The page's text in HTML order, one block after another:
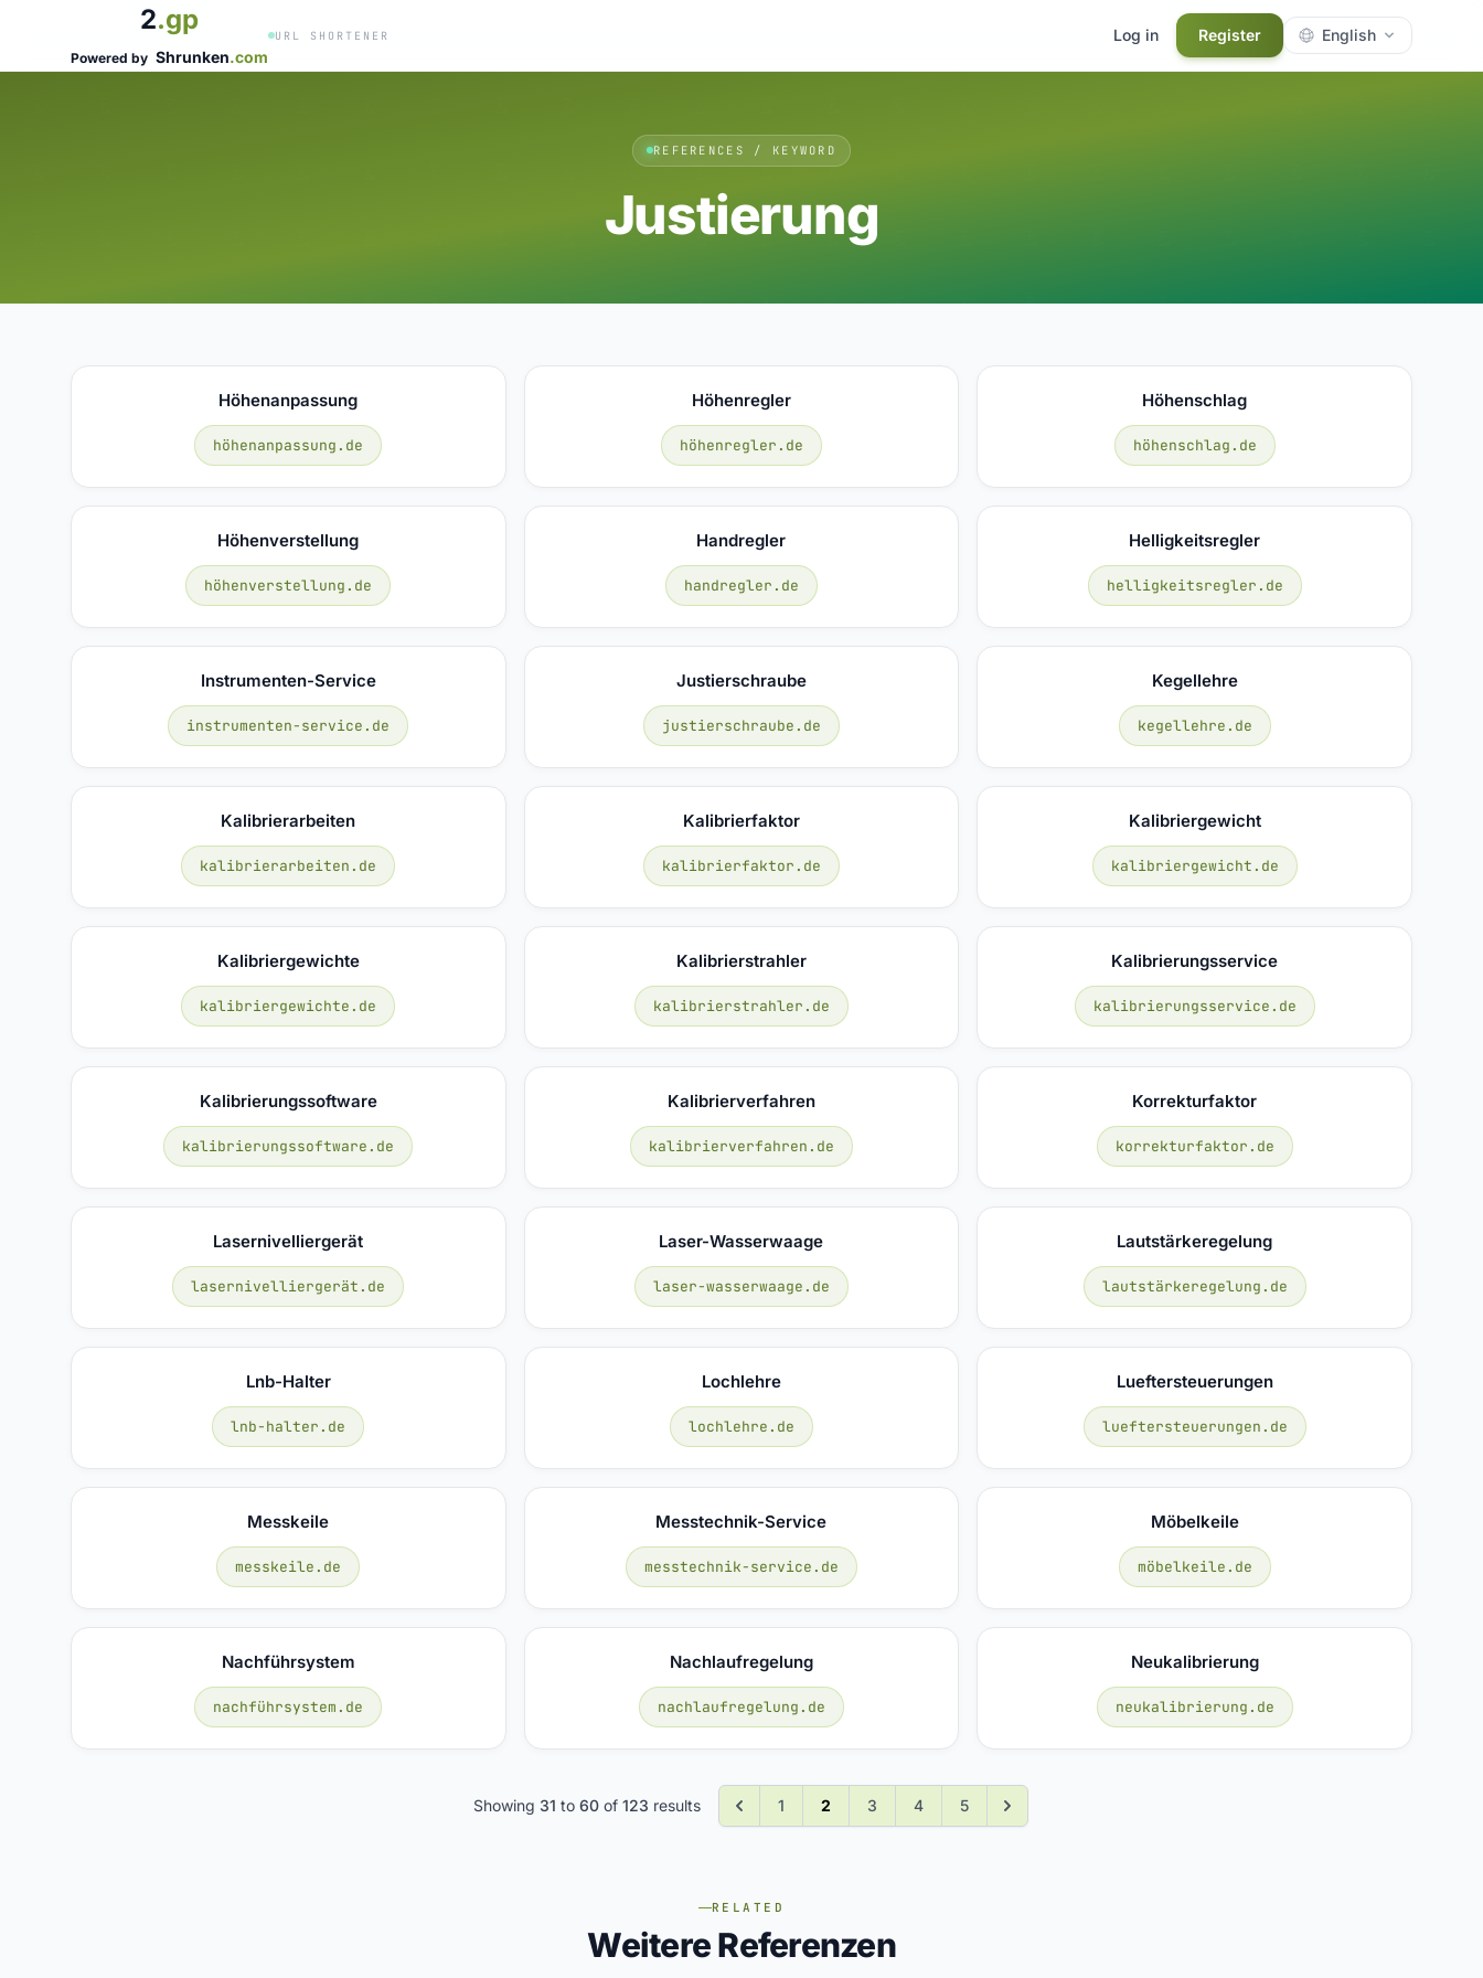
2.gp
Powered by Shrunken.com
URL SHORTENER Log in Register English
REFERENCES / KEYWORD
Justierung
Höhenanpassung
höhenanpassung.de
Höhenregler
höhenregler.de
Höhenschlag
höhenschlag.de
Höhenverstellung
höhenverstellung.de
Handregler
handregler.de
Helligkeitsregler
helligkeitsregler.de
Instrumenten-Service
instrumenten-service.de
Justierschraube
justierschraube.de
Kegellehre
kegellehre.de
Kalibrierarbeiten
kalibrierarbeiten.de
Kalibrierfaktor
kalibrierfaktor.de
Kalibriergewicht
kalibriergewicht.de
Kalibriergewichte
kalibriergewichte.de
Kalibrierstrahler
kalibrierstrahler.de
Kalibrierungsservice
kalibrierungsservice.de
Kalibrierungssoftware
kalibrierungssoftware.de
Kalibrierverfahren
kalibrierverfahren.de
Korrekturfaktor
korrekturfaktor.de
Lasernivelliergerät
lasernivelliergerät.de
Laser-Wasserwaage
laser-wasserwaage.de
Lautstärkeregelung
lautstärkeregelung.de
Lnb-Halter
lnb-halter.de
Lochlehre
lochlehre.de
Lueftersteuerungen
lueftersteuerungen.de
Messkeile
messkeile.de
Messtechnik-Service
messtechnik-service.de
Möbelkeile
möbelkeile.de
Nachführsystem
nachführsystem.de
Nachlaufregelung
nachlaufregelung.de
Neukalibrierung
neukalibrierung.de
Showing 31 to 60of 123 results 1 2 3 4 5
RELATED
Weitere Referenzen